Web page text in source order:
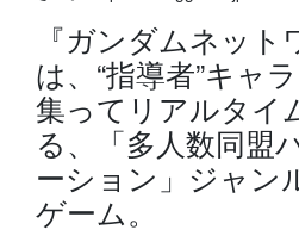
『ガンダムネット
は、“指導者”キャ
集ってリアルタイ
る、「多人数同盟
ーション」ジャン
ゲーム。